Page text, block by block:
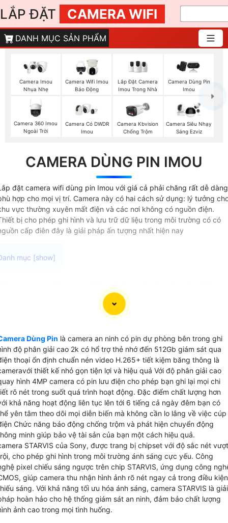
LẮP ĐẶT CAMERA WIFI
DANH MỤC SẢN PHẨM
Camera Imou
Nhụa Nhẹ
Camera Wifi Imou
Báo Động
Lắp Đặt Camera
Imou Trong Nhà
Camera Dùng Pin
Imou
Camera 360 Imou
Ngoài Trời
Camera Có DWDR
Imou
Camera Kbvision
Chống Trộm
Camera Siêu Nhạy
Sáng Ezviz
CAMERA DÙNG PIN IMOU
đặt camera wifi dùng pin Imou với giá cả phải chăng rất dễ
hợp cho mọi vị trí. Camera này có hai cách sử dụng: lý tưởng
vực thường xuyên mất điện và các nơi không có nguồn điện.
bị cho phép ghi hình và lưu trữ dữ liệu trong môi trường có có
cấp điên đây là giải pháp ấn tượng nhất hiện nay
hình ảnh tuyệt vời Kết nối xem trực tiếp qua điện
mọi lúc mọi nơi. Nét độc đáo hơn của camera có pin
phòng tích hợp chức năng báo động chống trộm và
phim hỗ trợ quay đêm và ghi hình chuyển động. Đảm
an ninh gia đình của bạn mọi lúc. Cùng khả năng xem
xa và sạc dễ dàng sản phẩm này sẽ là sự lựa chọn hoàn
cho bạn.
Dùng Pin là camera an ninh có pin dự phòng bên trong ghi
độ phân giải cao 2k có hổ trợ thẻ nhớ đến 512Gb giám sát qua
thoại ổn định chuẩn nén video H.265+ tiết kiệm băng thông là
thiết kế nhỏ gọn tiện lợi và hiệu quả Với độ phân giải cao
hình 4MP camera có pin lưu điện cho phép bạn ghi lại mọi chi
rõ nét trong suốt quá trình hoạt động. Đặc điểm chất lượng hơn
khả năng hoạt động liên tục lên tới 6 tiếng cả ngày đêm bạn có
yên tâm theo dõi mọi diễn biến mà không cần lo lắng về việc cúp
Chức năng báo động chống trộm và phát hiện chuyển động
minh giúp bảo vệ tài sản của bạn một cách hiệu quả.
STARVIS của Sony, được trang bị chipset với độ sắc nét vượt
cho phép ghi hình trong môi trường ánh sáng cực yếu. Công
pixel chiếu sáng ngược trên chip STARVIS, ứng dụng công
giúp camera thu nhận hình ảnh rõ nét ngay cả trong điều kiện
sáng. Với khả năng tối ưu hóa ánh sáng, camera STARVIS là giải
hoàn hảo cho hệ thống giám sát an ninh, đảm bảo chất lượng
ảnh cao trong mọi tình huống.